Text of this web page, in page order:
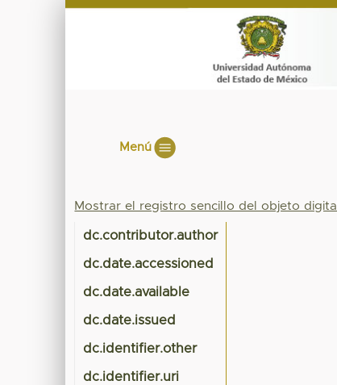
Menú
Mostrar el registro sencillo del objeto digital
dc.contributor.author
dc.date.accessioned
dc.date.available
dc.date.issued
dc.identifier.other
dc.identifier.uri